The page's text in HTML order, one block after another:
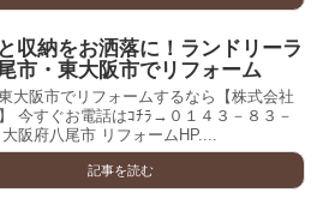
収納をお洒落に！ランドリーラ
市・東大阪市でリフォーム
大阪市でリフォームするなら【株式会社
今すぐお電話はｺﾁﾗ→０１４３－８３－
阪府八尾市 リフォームHP....
記事を読む